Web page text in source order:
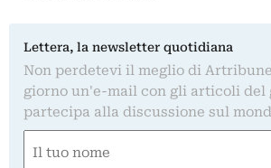
Lettera, la newsletter quotidiana
Non perdetevi il meglio di
giorno un'e-mail con gli articoli del
partecipa alla discussione sul
(Obbligatorio)